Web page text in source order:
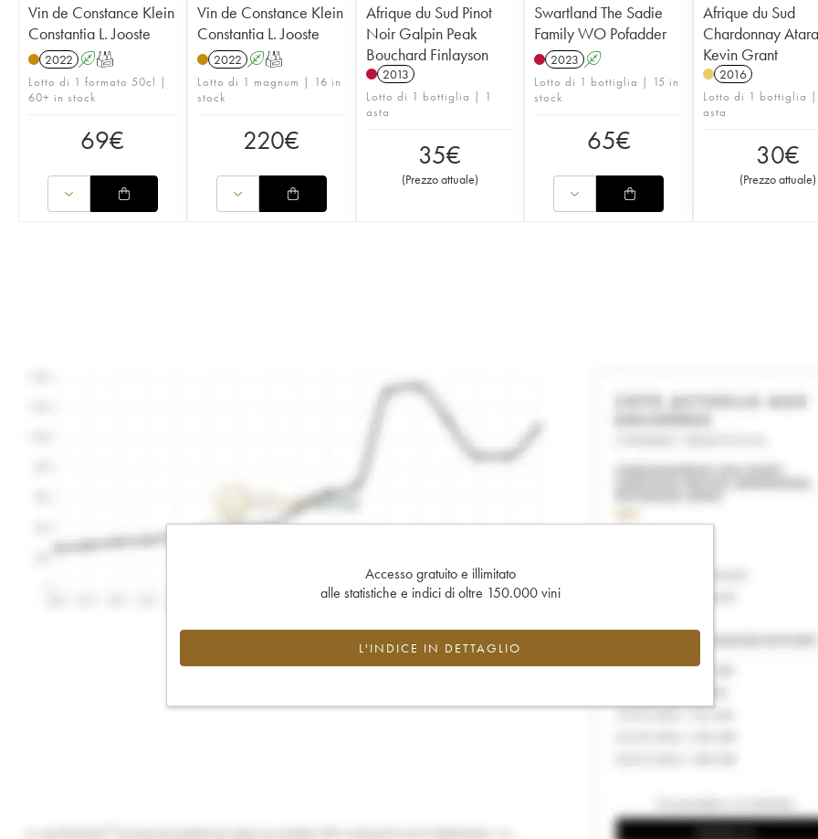
Vin de Constance Klein
Constantia L. Jooste
2022 AT
Lotto di 1 formato 50cl |
60+ in stock
69€
Vin de Constance Klein
Constantia L. Jooste
2022 AT
Lotto di 1 magnum | 16 in
stock
220€
Afrique du Sud Pinot
Noir Galpin Peak
Bouchard Finlayson
2013
Lotto di 1 bottiglia | 1
asta
35€
(Prezzo attuale)
Swartland The Sadie
Family WO Pofadder
2023 A
Lotto di 1 bottiglia | 15 in
stock
65€
Afrique du Sud
Chardonnay
Kevin Grant
2016
Lotto di 1 bottiglia
asta
30€
(Prezzo attuale)
Accesso gratuito e illimitato
alle statistiche e indici di oltre 150.000 vini
L'INDICE IN DETTAGLIO